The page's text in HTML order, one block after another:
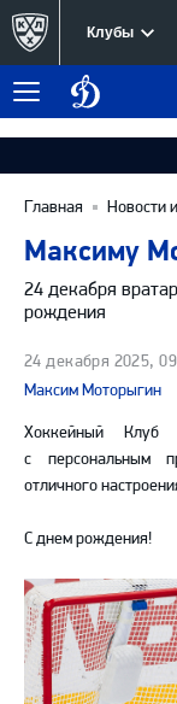
Клубы
Меню
Динамо
Москва
Главная Новости
Максиму
24 декабря
рождения
24 декабря 2025,
Максим Моторыгин
Хоккейный Клуб
с персональным
отличного
С днем рождения!